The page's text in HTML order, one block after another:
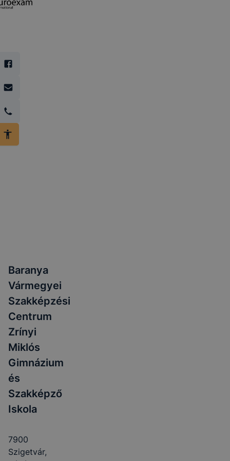
Baranya
Vármegyei
Szakképzési
Centrum
Zrínyi
Miklós
Gimnázium
és
Szakképző
Iskola
7900
Szigetvár,